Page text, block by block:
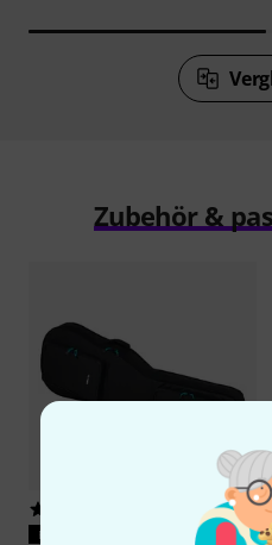
Zubehör &
PASST GARANTIERT